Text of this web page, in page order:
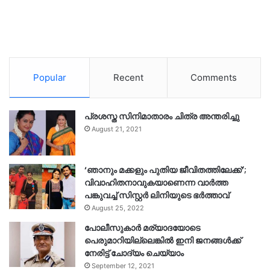
Popular Recent Comments
പ്രശസ്ത സിനിമാതാരം ചിത്ര അന്തരിച്ചു
August 21, 2021
‘ഞാനും മക്കളും പുതിയ ജീവിതത്തിലേക്ക്’;
വിവാഹിതനാവുകയാണെന്ന വാർത്ത
പങ്കുവച്ച് സിസ്റ്റർ ലിനിയുടെ ഭർത്താവ്
August 25, 2022
പോലീസുകാര്‍ മര്യാദയോടെ
പെരുമാറിയില്ലെങ്കില്‍ ഇനി ജനങ്ങള്‍ക്ക്
നേരിട്ട് ചോദ്യം ചെയ്യാം
September 12, 2021